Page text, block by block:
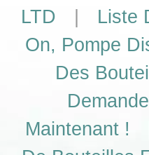
LTD
Liste
On, Pompe
Des
Maintenant !